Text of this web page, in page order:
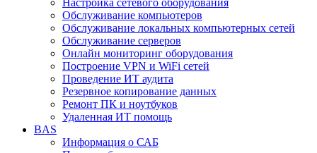
Настройка сетевого оборудования
Обслуживание компьютеров
Обслуживание локальных компьютерных сетей
Обслуживание серверов
Онлайн мониторинг оборудования
Построение VPN и WiFi сетей
Проведение ИТ аудита
Резервное копирование данных
Ремонт ПК и ноутбуков
Удаленная ИТ помощь
BAS
Информация о САБ